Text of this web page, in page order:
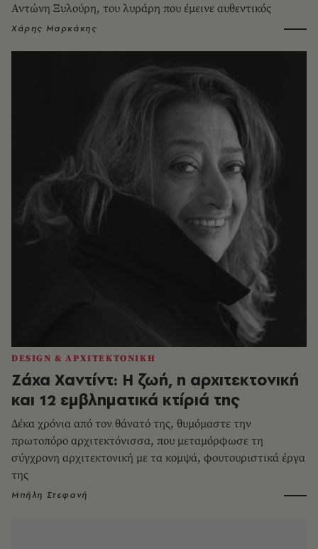
Αντώνη Ξυλούρη, του λυράρη που έμεινε αυθεντικός
Χάρης Μαρκάκης
DESIGN & ΑΡΧΙΤΕΚΤΟΝΙΚΗ
Ζάχα Χαντίντ: Η ζωή, η αρχιτεκτονική
και 12 εμβληματικά κτίριά της
Δέκα χρόνια από τον θάνατό της, θυμόμαστε την
πρωτοπόρο αρχιτεκτόνισσα, που μεταμόρφωσε τη
σύγχρονη αρχιτεκτονική με τα κομψά, φουτουριστικά έργα
της
Μπήλη Στεφανή